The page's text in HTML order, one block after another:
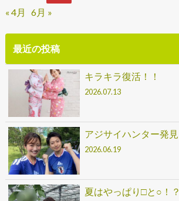
« 4月
6月 »
最近の投稿
キラキラ復活！！
2026.07.13
アジサイハンター発見
2026.06.19
夏はやっぱり□と○！？